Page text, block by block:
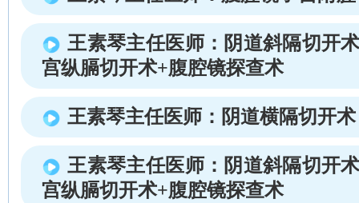
王素琴主任医师：阴道斜隔切开
宫纵膈切开术+腹腔镜探查术
王素琴主任医师：阴道横隔切开术
王素琴主任医师：阴道斜隔切开
宫纵膈切开术+腹腔镜探查术